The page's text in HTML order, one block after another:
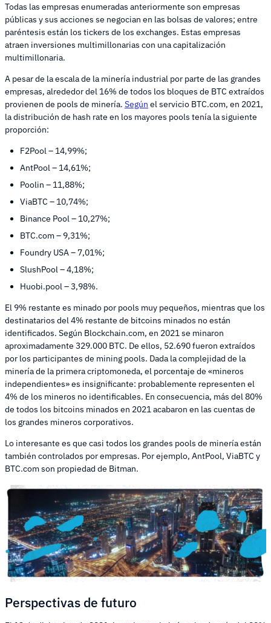
Todas las empresas enumeradas anteriormente son empresas
públicas y sus acciones se negocian en las bolsas de valores; entre
paréntesis están los tickers de los exchanges. Estas empresas
atraen inversiones multimillonarias con una capitalización
multimillonaria.
A pesar de la escala de la minería industrial por parte de las grandes
empresas, alrededor del 16% de todos los bloques de BTC extraídos
provienen de pools de minería. Según el servicio BTC.com, en 2021,
la distribución de hash rate en los mayores pools tenía la siguiente
proporción:
F2Pool – 14,99%;
AntPool – 14,61%;
Poolin – 11,88%;
ViaBTC – 10,74%;
Binance Pool – 10,27%;
BTC.com – 9,31%;
Foundry USA – 7,01%;
SlushPool – 4,18%;
Huobi.pool – 3,98%.
El 9% restante es minado por pools muy pequeños, mientras que los
destinatarios del 4% restante de bitcoins minados no están
identificados. Según Blockchain.com, en 2021 se minaron
aproximadamente 329.000 BTC. De ellos, 52.690 fueron extraídos
por los participantes de mining pools. Dada la complejidad de la
minería de la primera criptomoneda, el porcentaje de «mineros
independientes» es insignificante: probablemente representen el
4% de los mineros no identificables. En consecuencia, más del 80%
de todos los bitcoins minados en 2021 acabaron en las cuentas de
los grandes mineros corporativos.
Lo interesante es que casi todos los grandes pools de minería están
también controlados por empresas. Por ejemplo, AntPool, ViaBTC y
BTC.com son propiedad de Bitman.
Perspectivas de futuro